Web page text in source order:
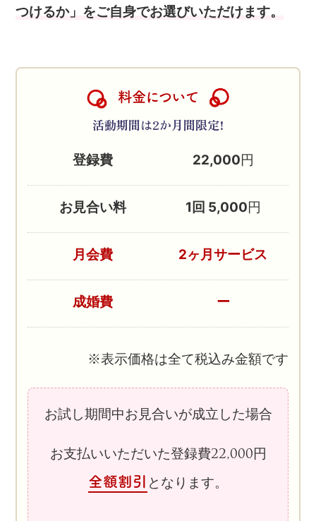
つけるか」をご自身でお選びいただけます。
料金について
活動期間は2か月間限定!
登録費 22,000円
お見合い料 1回 5,000円
月会費 2ヶ月サービス
成婚費 ー
※表示価格は全て税込み金額です
お試し期間中お見合いが成立した場合
お支払いいただいた登録費22,000円
全額割引 となります。